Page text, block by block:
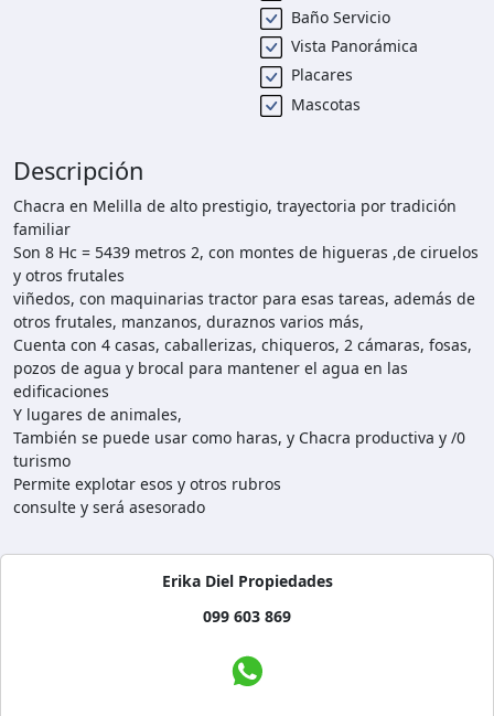
Baño Servicio
Vista Panorámica
Placares
Mascotas
Descripción
Chacra en Melilla de alto prestigio, trayectoria por tradición
familiar
Son 8 Hc = 5439 metros 2, con montes de higueras ,de ciruelos
y otros frutales
viñedos, con maquinarias tractor para esas tareas, además de
otros frutales, manzanos, duraznos varios más,
Cuenta con 4 casas, caballerizas, chiqueros, 2 cámaras, fosas,
pozos de agua y brocal para mantener el agua en las
edificaciones
Y lugares de animales,
También se puede usar como haras, y Chacra productiva y /0
turismo
Permite explotar esos y otros rubros
consulte y será asesorado
Erika Diel Propiedades
099 603 869